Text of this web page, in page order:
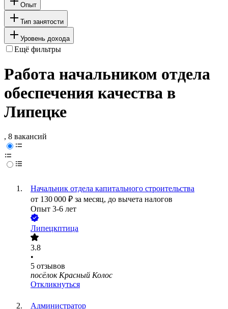
Опыт
Тип занятости
Уровень дохода
Ещё фильтры
Работа начальником отдела
обеспечения качества в
Липецке
, 8 вакансий
Начальник отдела капитального строительства
от 130 000 ₽ за месяц, до вычета налогов
Опыт 3-6 лет
Липецкптица
3.8
•
5 отзывов
посёлок Красный Колос
Откликнуться
Администратор